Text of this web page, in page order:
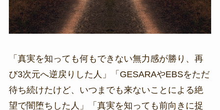
「真実を知っても何もできない無力感が勝り、再
び3次元へ逆戻りした人」「GESARAやEBSをただ
待ち続けたけど、いつまでも来ないことによる絶
望で闇堕ちした人」「真実を知っても前向きに捉